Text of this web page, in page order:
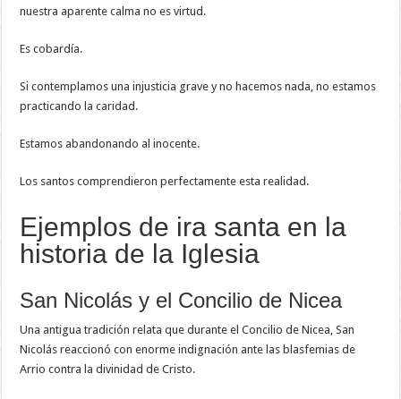
nuestra aparente calma no es virtud.
Es cobardía.
Si contemplamos una injusticia grave y no hacemos nada, no estamos
practicando la caridad.
Estamos abandonando al inocente.
Los santos comprendieron perfectamente esta realidad.
Ejemplos de ira santa en la
historia de la Iglesia
San Nicolás y el Concilio de Nicea
Una antigua tradición relata que durante el Concilio de Nicea, San
Nicolás reaccionó con enorme indignación ante las blasfemias de
Arrio contra la divinidad de Cristo.